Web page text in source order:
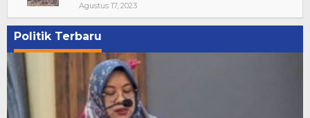
Agustus 17, 2023
Politik Terbaru